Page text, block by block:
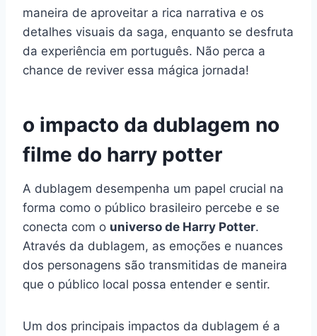
maneira de aproveitar a rica narrativa e os
detalhes visuais da saga, enquanto se desfruta
da experiência em português. Não perca a
chance de reviver essa mágica jornada!
o impacto da dublagem no
filme do harry potter
A dublagem desempenha um papel crucial na
forma como o público brasileiro percebe e se
conecta com o universo de Harry Potter.
Através da dublagem, as emoções e nuances
dos personagens são transmitidas de maneira
que o público local possa entender e sentir.
Um dos principais impactos da dublagem é a